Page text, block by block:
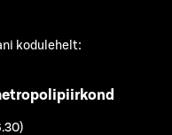
kodulehelt: